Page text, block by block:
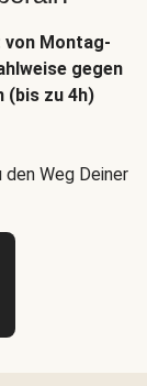
von Montag-
gegen
zu 4h)
Weg Deiner